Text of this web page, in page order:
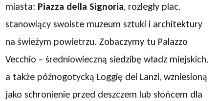
miasta: Piazza della Signoria, rozległy plac,
stanowiący swoiste muzeum sztuki i architektury
na świeżym powietrzu. Zobaczymy tu Palazzo
Vecchio – średniowieczną siedzibę władz miejskich,
a także późnogotycką Loggię dei Lanzi, wzniesioną
jako schronienie przed deszczem lub słońcem dla